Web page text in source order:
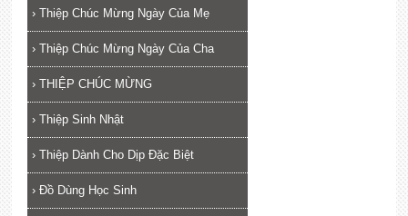
› Thiệp Chúc Mừng Ngày Của Mẹ
› Thiệp Chúc Mừng Ngày Của Cha
› THIỆP CHÚC MỪNG
› Thiệp Sinh Nhật
› Thiệp Dành Cho Dịp Đặc Biệt
› Đồ Dùng Học Sinh